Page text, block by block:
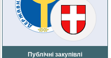
Публічні закупівлі